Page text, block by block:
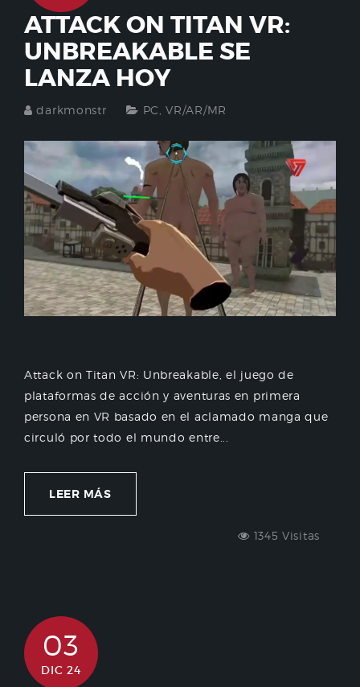
ATTACK ON TITAN VR:
UNBREAKABLE SE
LANZA HOY
darkmonstr PC ,VR/AR/MR
Attack on Titan VR: Unbreakable, el juego de
plataformas de acción y aventuras en primera
persona en VR basado en el aclamado manga que
circuló por todo el mundo entre...
LEER MÁS
1345 Visitas
03
DIC 24